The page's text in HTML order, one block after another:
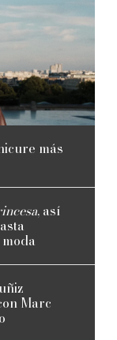
más
, así
Marc